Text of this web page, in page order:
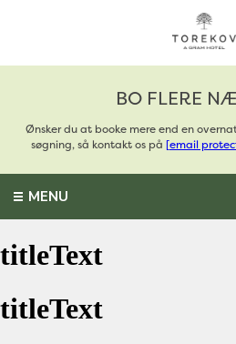
BO FLERE
Ønsker du at booke mere end en
søgning, så kontakt os på [email
MENU
titleText
titleText